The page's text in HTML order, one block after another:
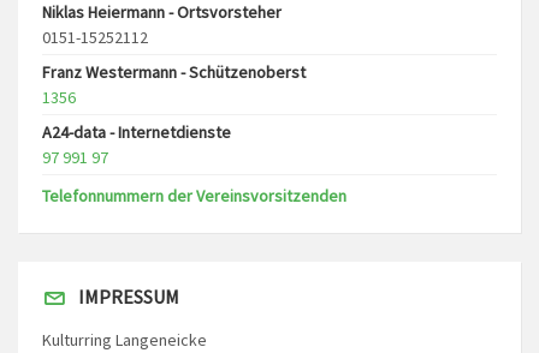
Niklas Heiermann - Ortsvorsteher
0151-15252112
Franz Westermann - Schützenoberst
1356
A24-data - Internetdienste
97 991 97
Telefonnummern der Vereinsvorsitzenden
IMPRESSUM
Kulturring Langeneicke